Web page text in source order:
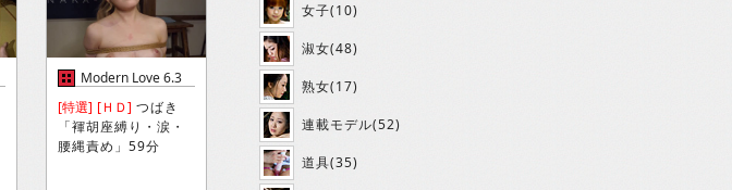
Modern Love 6.3
[特選] [ＨＤ] つばき
「褌胡座縛り・涙・
腰縄責め」59分
女子(10)
淑女(48)
熟女(17)
連載モデル(52)
道具(35)